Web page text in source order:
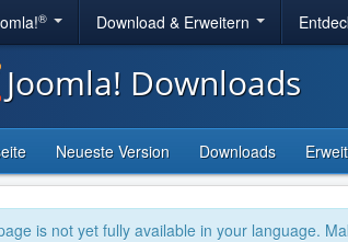
® Download & Erweitern
Joomla! Downloads
Neueste Version Downloads
is not yet fully available in your language.